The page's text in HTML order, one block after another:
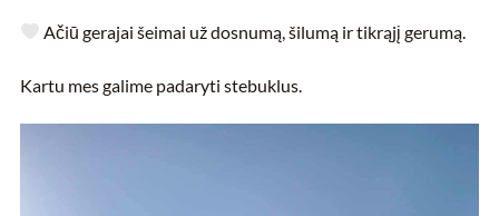
Ačiū gerajai šeimai už dosnumą, šilumą ir tikrąjį gerumą.
Kartu mes galime padaryti stebuklus.